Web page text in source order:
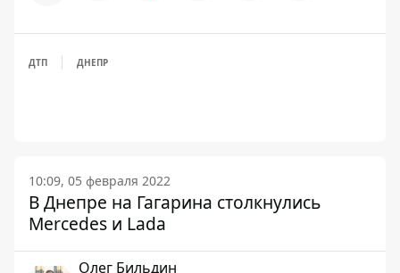
ДТП ДНЕПР
10:09, 05 февраля 2022
В Днепре на Гагарина столкнулись
Mercedes и Lada
Олег Бильдин